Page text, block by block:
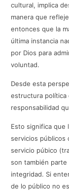
cultural, implica
manera que
entonces que la
última instancia
por Dios para
voluntad.
Desde esta
estructura política
responsabilidad
Esto significa que
servicios públicos
servicio púbico
son también
integridad. Si
de lo público no